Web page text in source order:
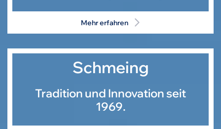
Mehr erfahren
Schmeing
Tradition und Innovation seit
1969.